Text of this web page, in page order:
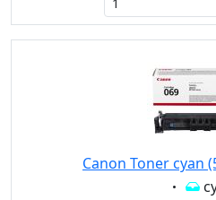
Canon Toner cyan